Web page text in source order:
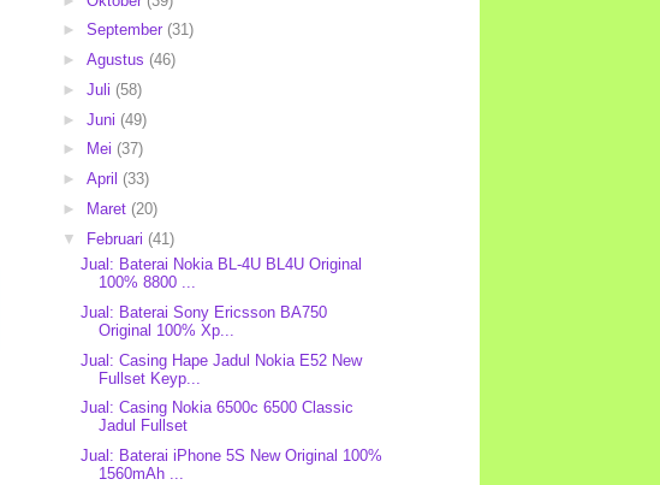
► September (31)
► Agustus (46)
► Juli (58)
► Juni (49)
►
Mei (37)
► April (33)
►
Maret (20)
▼ Februari (41)
Jual: Baterai Nokia BL-4U BL4U Original
100% 8800 ...
Jual: Baterai Sony Ericsson BA750
Original 100% Xp...
Jual: Casing Hape Jadul Nokia E52 New
Fullset Keyp...
Jual: Casing Nokia 6500c 6500 Classic
Jadul Fullset
Jual: Baterai iPhone 5S New Original 100%
1560mAh ...